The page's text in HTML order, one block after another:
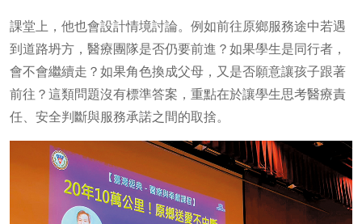
課堂上，他也會設計情境討論。例如前往原鄉服務途中若遇
到道路坍方，醫療團隊是否仍要前進？如果學生是同行者，
會不會繼續走？如果角色換成父母，又是否願意讓孩子跟著
前往？這類問題沒有標準答案，重點在於讓學生思考醫療責
任、安全判斷與服務承諾之間的取捨。